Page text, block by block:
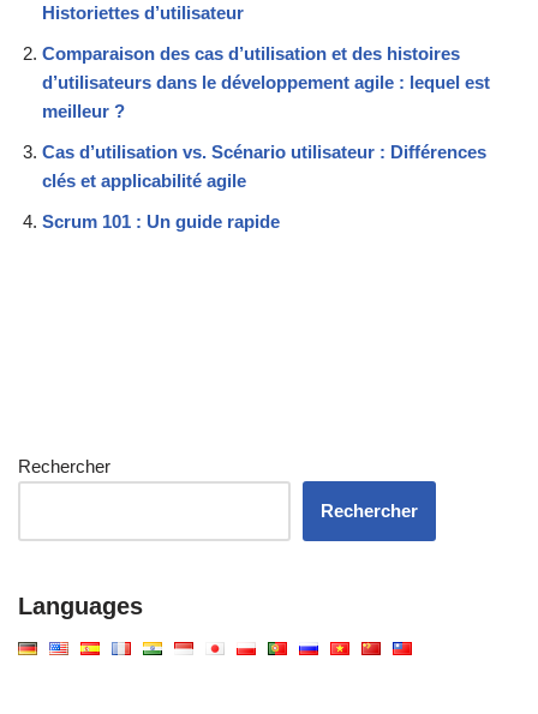
Historiettes d’utilisateur
Comparaison des cas d’utilisation et des histoires
d’utilisateurs dans le développement agile : lequel est
meilleur ?
Cas d’utilisation vs. Scénario utilisateur : Différences
clés et applicabilité agile
Scrum 101 : Un guide rapide
Rechercher
Rechercher
Languages